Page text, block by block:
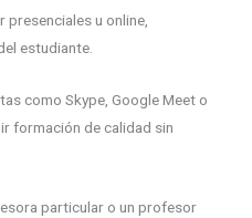
presenciales u online,
estudiante.
como Skype, Google Meet o
formación de calidad sin
particular o un profesor